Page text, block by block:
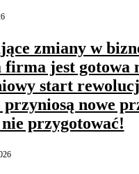
zmiany w
firma jest gotowa
start
przyniosą nowe
nie przygotować!